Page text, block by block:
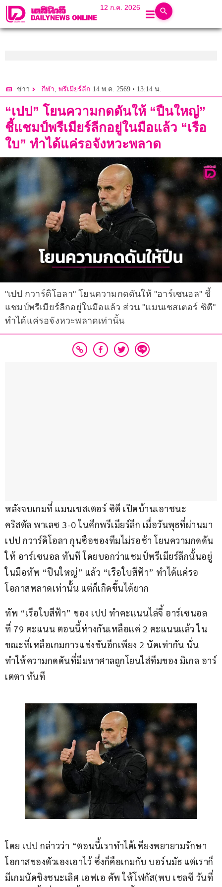
12 ก.ค. 2026
ข่าว กีฬา, พรีเมียร์ลีก 14 พ.ค. 2569 • 13:14 น.
“เปป” โยนความกดดันให้ “ปืนใหญ่”
ชี้แชมป์พรีเมียร์ลีกอยู่ในมือแล้ว “เรือ
ใบ” ทำได้แค่รอจังหวะพลาด
"เปป กวาร์ดิโอลา" โยนความกดดันให้ "อาร์เซนอล" ชี้
แชมป์พรีเมียร์ลีกอยู่ในมือแล้ว ส่วน "แมนเชสเตอร์ ซิตี"
ทำได้แค่รอจังหวะพลาดเท่านั้น
หลังจบเกมที่ แมนเชสเตอร์ ซิตี เปิดบ้านเอาชนะ
คริสตัล พาเลซ 3-0 ในศึกพรีเมียร์ลีก เมื่อวันพุธที่ผ่านมา
เปป กวาร์ดิโอลา กุนซือของทีมไม่รอช้า โยนความกดดัน
ให้ อาร์เซนอล ทันที โดยบอกว่าแชมป์พรีเมียร์ลีกนั้นอยู่
ในมือทัพ “ปืนใหญ่” แล้ว “เรือใบสีฟ้า” ทำได้แค่รอ
โอกาสพลาดเท่านั้น แต่ก็เกิดขึ้นได้ยาก
ทัพ “เรือใบสีฟ้า” ของ เปป ทำคะแนนไล่จี้ อาร์เซนอล
ที่ 79 คะแนน ตอนนี้ห่างกันเหลือแค่ 2 คะแนนแล้ว ใน
ขณะที่เหลือเกมการแข่งขันอีกเพียง 2 นัดเท่ากัน นั่น
ทำให้ความกดดันที่มีมหาศาลถูกโยนใส่ทีมของ มิเกล อาร์
เตตา ทันที
โดย เปป กล่าวว่า “ตอนนี้เราทำได้เพียงพยายามรักษา
โอกาสของตัวเองเอาไว้ ซึ่งก็คือเกมกับ บอร์นมัธ แต่เราก็
มีเกมนัดชิงชนะเลิศ เอฟเอ คัพ ให้โฟกัส(พบ เชลซี วันที่